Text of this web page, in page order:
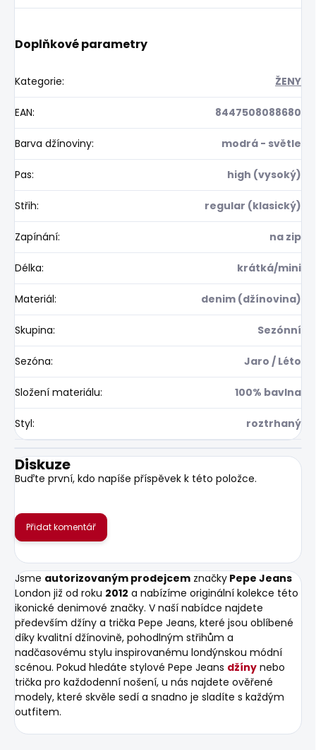
Doplňkové parametry
Kategorie: ŽENY
EAN: 8447508088680
Barva džínoviny: modrá - světle
Pas: high (vysoký)
Střih: regular (klasický)
Zapínání: na zip
Délka: krátká/mini
Materiál: denim (džínovina)
Skupina: Sezónní
Sezóna: Jaro / Léto
Složení materiálu: 100% bavlna
Styl: roztrhaný
Diskuze
Buďte první, kdo napíše příspěvek k této položce.
Přidat komentář
Jsme autorizovaným prodejcem značky Pepe Jeans
London již od roku 2012 a nabízíme originální kolekce této
ikonické denimové značky. V naší nabídce najdete
především džíny a trička Pepe Jeans, které jsou oblíbené
díky kvalitní džínovině, pohodlným střihům a
nadčasovému stylu inspirovanému londýnskou módní
scénou. Pokud hledáte stylové Pepe Jeans džíny nebo
trička pro každodenní nošení, u nás najdete ověřené
modely, které skvěle sedí a snadno je sladíte s každým
outfitem.